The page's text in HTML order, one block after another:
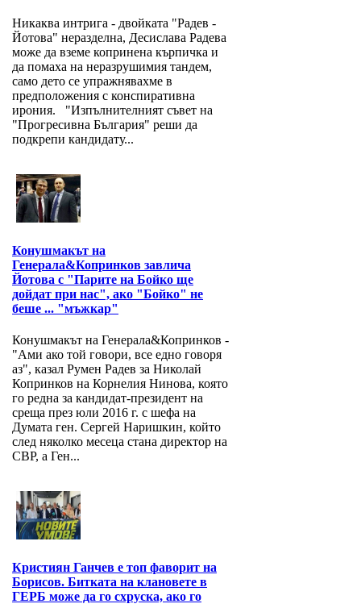
Никаква интрига - двойката "Радев -
Йотова" неразделна, Десислава Радева
може да вземе копринена кърпичка и
да помаха на неразрушимия тандем,
само дето се упражнявахме в
предположения с конспиративна
ирония. "Изпълнителният съвет на
"Прогресивна България" реши да
подкрепи кандидату...
Конушмакът на
Генерала&Копринков завлича
Йотова с "Парите на Бойко ще
дойдат при нас", ако "Бойко" не
беше ... "мъжкар"
Конушмакът на Генерала&Копринков -
"Ами ако той говори, все едно говоря
аз", казал Румен Радев за Николай
Копринков на Корнелия Нинова, която
го редна за кандидат-президент на
среща през юли 2016 г. с шефа на
Думата ген. Сергей Наришкин, който
след няколко месеца стана директор на
СВР, а Ген...
Кристиян Ганчев е топ фаворит на
Борисов. Битката на клановете в
ГЕРБ може да го схруска, ако го